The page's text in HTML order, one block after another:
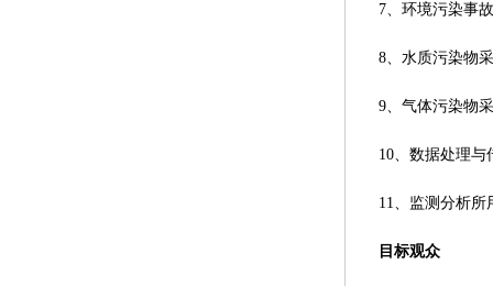
7、环境污染事
8、水质污染物
9、气体污染物
10、数据处理
11、监测分析
目标观众